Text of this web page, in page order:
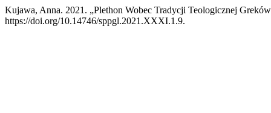
Kujawa, Anna. 2021. „Plethon Wobec Tradycji Teologicznej
https://doi.org/10.14746/sppgl.2021.XXXI.1.9.